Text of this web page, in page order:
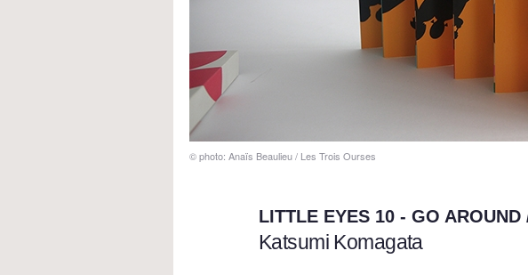
© photo: Anaïs Beaulieu / Les Trois Ourses
LITTLE EYES 10 - GO AROUND
Katsumi Komagata